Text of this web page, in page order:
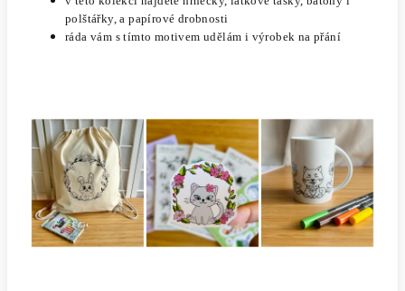
polštářky, a papírové drobnosti
ráda vám s tímto motivem udělám i výrobek na přání